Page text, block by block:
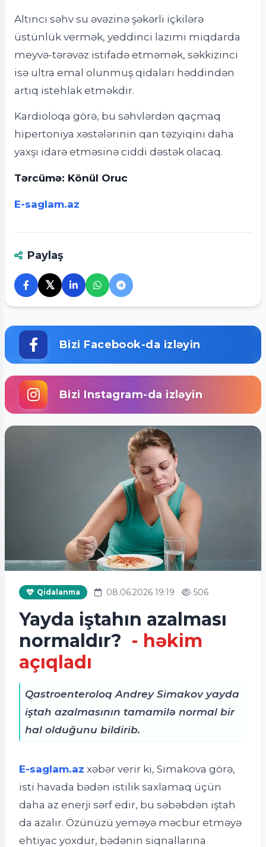
Altıncı səhv su əvəzinə şəkərli içkilərə
üstünlük vermək, yeddinci lazımi miqdarda
meyvə-tərəvəz istifadə etməmək, səkkizinci
isə ultra emal olunmuş qidaları həddindən
artıq istehlak etməkdir.
Kardioloqa görə, bu səhvlərdən qaçmaq
hipertoniya xəstələrinin qan təzyiqini daha
yaxşı idarə etməsinə ciddi dəstək olacaq.
Tərcümə: Könül Oruc
E-saglam.az
Paylaş
𝕏
Bizi Facebook-da izləyin
Bizi Instagram-da izləyin
Qidalanma 08.06.2026 19:19 506
Yayda iştahın azalması
normaldır? - həkim
açıqladı
Qastroenteroloq Andrey Simakov yayda
iştah azalmasının tamamilə normal bir
hal olduğunu bildirib.
E-saglam.az xəbər verir ki, Simakova görə,
isti havada bədən istilik saxlamaq üçün
daha az enerji sərf edir, bu səbəbdən iştah
da azalır. Özünüzü yeməyə məcbur etməyə
ehtiyac yoxdur, bədənin siqnallarına